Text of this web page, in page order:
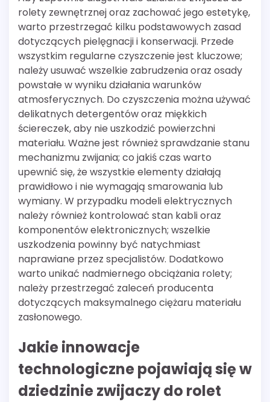
rolety zewnętrznej oraz zachować jego estetykę,
warto przestrzegać kilku podstawowych zasad
dotyczących pielęgnacji i konserwacji. Przede
wszystkim regularne czyszczenie jest kluczowe;
należy usuwać wszelkie zabrudzenia oraz osady
powstałe w wyniku działania warunków
atmosferycznych. Do czyszczenia można używać
delikatnych detergentów oraz miękkich
ściereczek, aby nie uszkodzić powierzchni
materiału. Ważne jest również sprawdzanie stanu
mechanizmu zwijania; co jakiś czas warto
upewnić się, że wszystkie elementy działają
prawidłowo i nie wymagają smarowania lub
wymiany. W przypadku modeli elektrycznych
należy również kontrolować stan kabli oraz
komponentów elektronicznych; wszelkie
uszkodzenia powinny być natychmiast
naprawiane przez specjalistów. Dodatkowo
warto unikać nadmiernego obciążania rolety;
należy przestrzegać zaleceń producenta
dotyczących maksymalnego ciężaru materiału
zasłonowego.
Jakie innowacje
technologiczne pojawiają się w
dziedzinie zwijaczy do rolet